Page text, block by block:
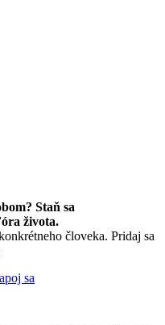
Staň sa
života.
človeka. Pridaj sa
sa